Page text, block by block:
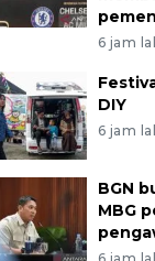
6 jam
DIY
6 jam
BGN
MBG